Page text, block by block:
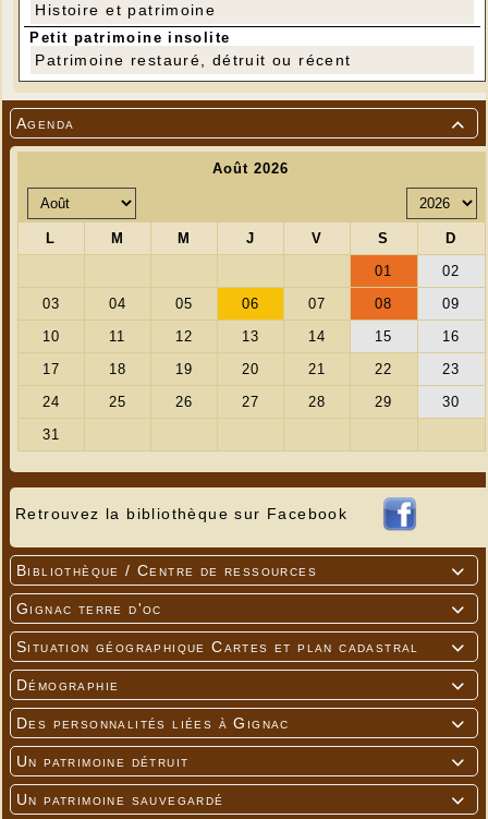

Agenda
Retrouvez la bibliothèque sur Facebook

Bibliothèque / Centre de ressources

Gignac terre d'oc

Situation géographique Cartes et plan cadastral

Démographie

Des personnalités liées à Gignac

Un patrimoine détruit

Un patrimoine sauvegardé
Histoire et patrimoine
Petit patrimoine insolite
Patrimoine restauré, détruit ou récent